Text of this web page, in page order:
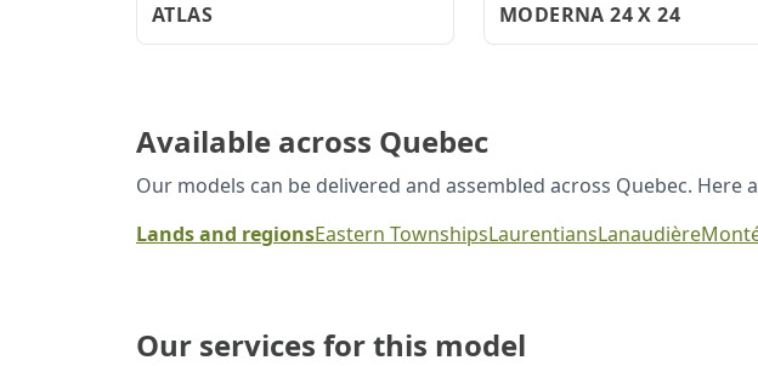
ATLAS MODERNA 24 X 24
Available across Quebec
Our models can be delivered and assembled across Quebec.
Lands and regionsEastern TownshipsLaurentiansLanaudière
Our services for this model